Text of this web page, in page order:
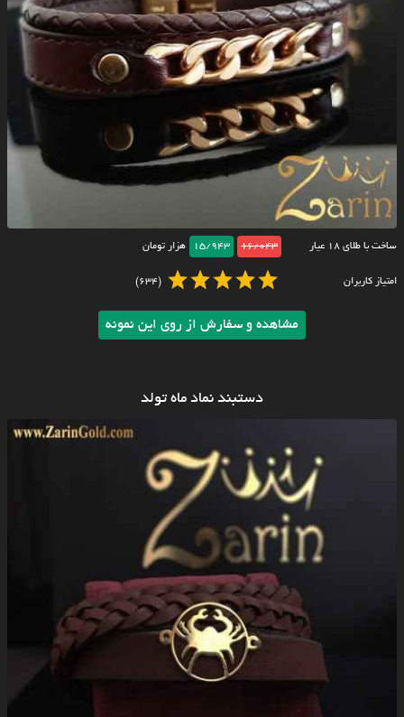
ساخت با طلای ۱۸ عیار 16/043
15/943 هزار تومان
امتیاز کاربران (634)
مشاهده و سفارش از روی این نمونه
دستبند نماد ماه تولد